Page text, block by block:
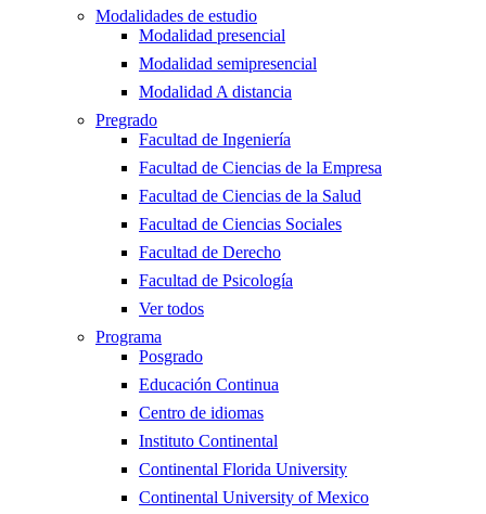
Modalidades de estudio
Modalidad presencial
Modalidad semipresencial
Modalidad A distancia
Pregrado
Facultad de Ingeniería
Facultad de Ciencias de la Empresa
Facultad de Ciencias de la Salud
Facultad de Ciencias Sociales
Facultad de Derecho
Facultad de Psicología
Ver todos
Programa
Posgrado
Educación Continua
Centro de idiomas
Instituto Continental
Continental Florida University
Continental University of Mexico